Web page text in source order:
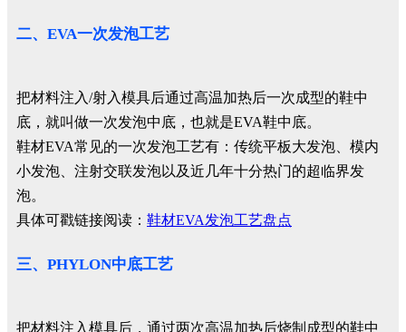
二、EVA一次发泡工艺
把材料注入/射入模具后通过高温加热后一次成型的鞋中
底，就叫做一次发泡中底，也就是EVA鞋中底。
鞋材EVA常见的一次发泡工艺有：传统平板大发泡、模内
小发泡、注射交联发泡以及近几年十分热门的超临界发
泡。
具体可戳链接阅读： 鞋材EVA发泡工艺盘点
三、PHYLON中底工艺
把材料注入模具后，通过两次高温加热后烧制成型的鞋中